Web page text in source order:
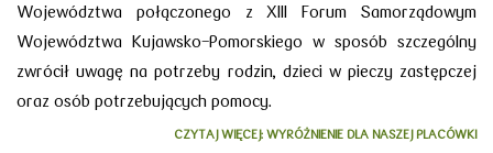
Województwa połączonego z XIII Forum Samorządowym
Województwa Kujawsko-Pomorskiego w sposób szczególny
zwrócił uwagę na potrzeby rodzin, dzieci w pieczy zastępczej
oraz osób potrzebujących pomocy.
CZYTAJ WIĘCEJ: WYRÓŻNIENIE DLA NASZEJ PLACÓWKI